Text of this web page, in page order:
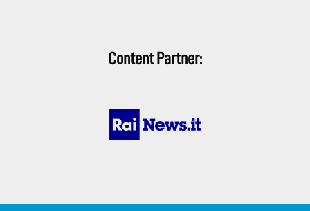
Content Partner: